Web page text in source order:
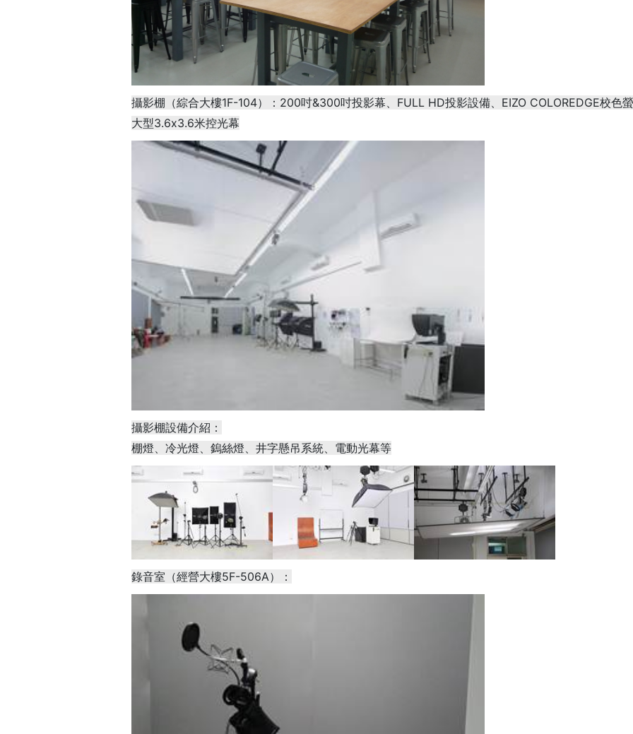
攝影棚（綜合大樓1F-104）：200吋&300吋投影幕、FULL HD投影設備、EIZO COLOREDGE校色
大型3.6x3.6米控光幕
攝影棚設備介紹：
棚燈、冷光燈、鎢絲燈、井字懸吊系統、電動光幕等
錄音室（經營大樓5F-506A）：